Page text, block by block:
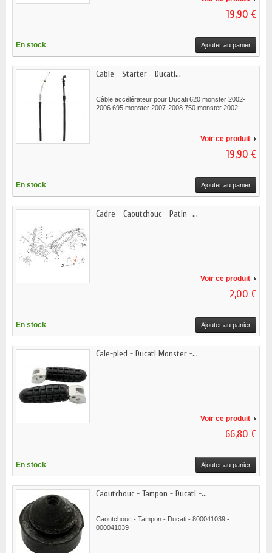
19,90 €
En stock Ajouter au panier
Cable - Starter - Ducati...
Câble accélérateur pour Ducati 620 monster 2002-
2006 695 monster 2007-2008 750 monster 2002...
Voir ce produit
19,90 €
En stock Ajouter au panier
Cadre - Caoutchouc - Patin -...
Voir ce produit
2,00 €
En stock Ajouter au panier
Cale-pied - Ducati Monster -...
Voir ce produit
66,80 €
En stock Ajouter au panier
Caoutchouc - Tampon - Ducati -...
Caoutchouc - Tampon - Ducati - 800041039 -
000041039